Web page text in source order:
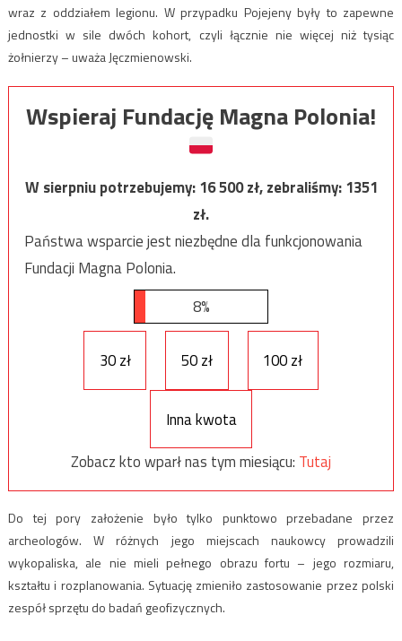
wraz z oddziałem legionu. W przypadku Pojejeny były to zapewne
jednostki w sile dwóch kohort, czyli łącznie nie więcej niż tysiąc
żołnierzy – uważa Jęczmienowski.
Wspieraj Fundację Magna Polonia!
W sierpniu potrzebujemy:16 500zł, zebraliśmy:1351
zł.
Państwa wsparcie jest niezbędne dla funkcjonowania
Fundacji Magna Polonia.
8%
30 zł 50 zł 100 zł
Inna kwota
Zobacz kto wparł nas tym miesiącu: Tutaj
Do tej pory założenie było tylko punktowo przebadane przez
archeologów. W różnych jego miejscach naukowcy prowadzili
wykopaliska, ale nie mieli pełnego obrazu fortu – jego rozmiaru,
kształtu i rozplanowania. Sytuację zmieniło zastosowanie przez polski
zespół sprzętu do badań geofizycznych.